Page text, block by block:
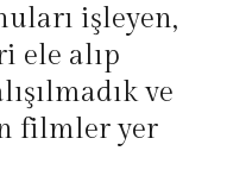
işleyen,
ele alıp
ve
filmler yer